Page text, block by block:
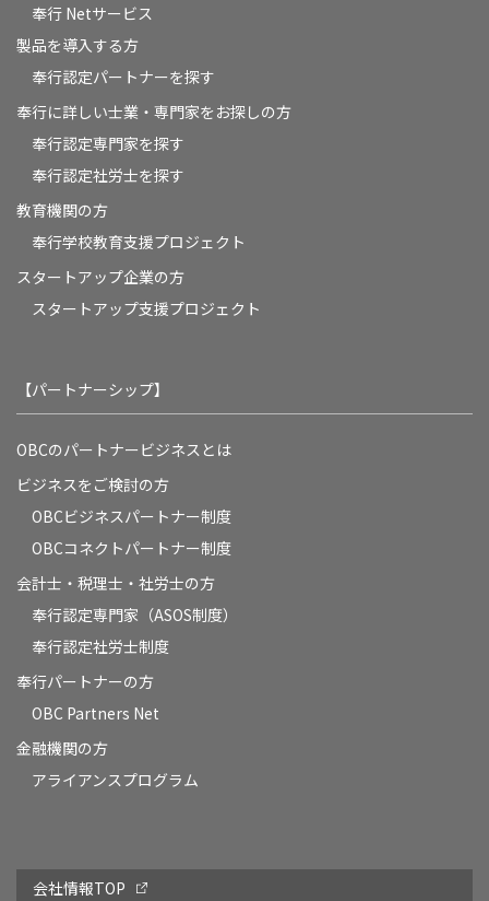
奉行 Netサービス
製品を導入する方
奉行認定パートナーを探す
奉行に詳しい士業・専門家をお探しの方
奉行認定専門家を探す
奉行認定社労士を探す
教育機関の方
奉⾏学校教育⽀援プロジェクト
スタートアップ企業の方
スタートアップ支援プロジェクト
【パートナーシップ】
OBCのパートナービジネスとは
ビジネスをご検討の方
OBCビジネスパートナー制度
OBCコネクトパートナー制度
会計士・税理士・社労士の方
奉行認定専門家（ASOS制度）
奉行認定社労士制度
奉行パートナーの方
OBC Partners Net
金融機関の方
アライアンスプログラム
会社情報TOP